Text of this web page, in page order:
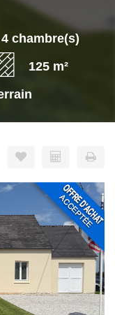
4 chambre(s)
125 m²